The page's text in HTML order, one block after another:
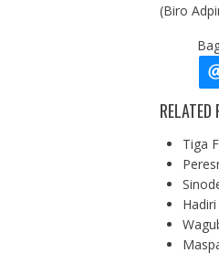
(Biro
RELATED
Tiga